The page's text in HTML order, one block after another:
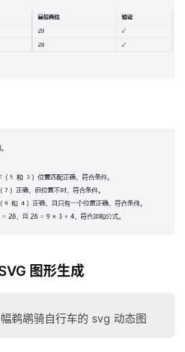
图形生成
鹈鹕骑自行车的 svg 动态图